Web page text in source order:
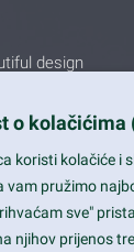
design
much more...
o kolačićima
koristi kolačiće i
vam pružimo
sve"
njihov prijenos